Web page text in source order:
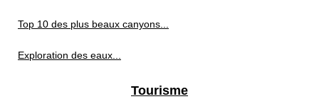
Top 10 des plus beaux canyons...
Exploration des eaux...
Tourisme